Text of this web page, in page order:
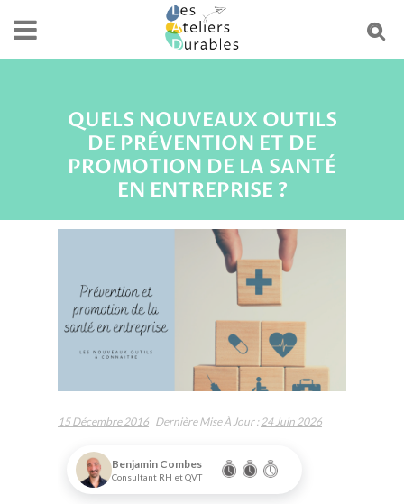
QUELS NOUVEAUX OUTILS
DE PRÉVENTION ET DE
PROMOTION DE LA SANTÉ
EN ENTREPRISE ?
15 Décembre 2016 Dernière Mise À Jour :24 Juin 2026
Benjamin Combes
Consultant RH et QVT